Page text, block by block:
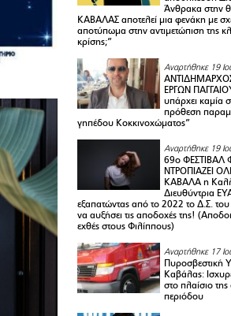
Άνθρακα στην
ΚΑΒΑΛΑΣ αποτελεί μια φενάκη με
αποτύπωμα στην αντιμετώπιση της
κρίσης;”
Αναρτήθηκε 19
ΕΡΓΩΝ
υπάρχει καμία
πρόθεση
γηπέδου Κοκκινοχώματος”
Αναρτήθηκε 19
69ο ΦΕΣΤΙΒΑΛ
ΝΤΡΟΠΙΑΖΕΙ
ΚΑΒΑΛΑ η
Διευθύντρια
εξαπατώντας από το 2022 το Δ.Σ.
να αυξήσει τις αποδοχές της!
εχθές στους Φιλίππους)
Αναρτήθηκε 17
Πυροσβεστική
Καβάλας:
στο πλαίσιο της
περιόδου